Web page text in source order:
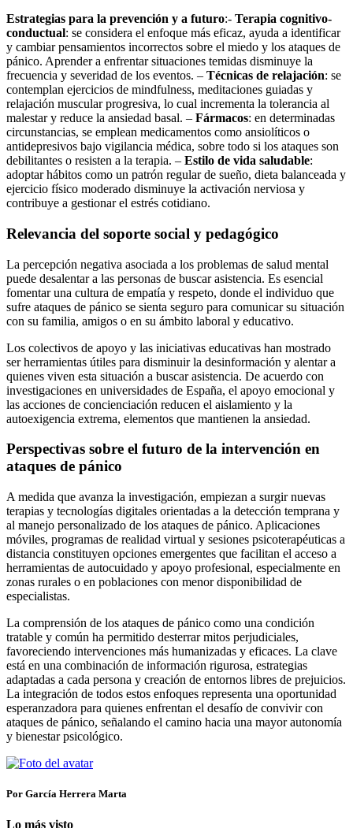
Estrategias para la prevención y a futuro:- Terapia cognitivo-
conductual: se considera el enfoque más eficaz, ayuda a identificar
y cambiar pensamientos incorrectos sobre el miedo y los ataques de
pánico. Aprender a enfrentar situaciones temidas disminuye la
frecuencia y severidad de los eventos. – Técnicas de relajación: se
contemplan ejercicios de mindfulness, meditaciones guiadas y
relajación muscular progresiva, lo cual incrementa la tolerancia al
malestar y reduce la ansiedad basal. – Fármacos: en determinadas
circunstancias, se emplean medicamentos como ansiolíticos o
antidepresivos bajo vigilancia médica, sobre todo si los ataques son
debilitantes o resisten a la terapia. – Estilo de vida saludable:
adoptar hábitos como un patrón regular de sueño, dieta balanceada y
ejercicio físico moderado disminuye la activación nerviosa y
contribuye a gestionar el estrés cotidiano.
Relevancia del soporte social y pedagógico
La percepción negativa asociada a los problemas de salud mental
puede desalentar a las personas de buscar asistencia. Es esencial
fomentar una cultura de empatía y respeto, donde el individuo que
sufre ataques de pánico se sienta seguro para comunicar su situación
con su familia, amigos o en su ámbito laboral y educativo.
Los colectivos de apoyo y las iniciativas educativas han mostrado
ser herramientas útiles para disminuir la desinformación y alentar a
quienes viven esta situación a buscar asistencia. De acuerdo con
investigaciones en universidades de España, el apoyo emocional y
las acciones de concienciación reducen el aislamiento y la
autoexigencia extrema, elementos que mantienen la ansiedad.
Perspectivas sobre el futuro de la intervención en
ataques de pánico
A medida que avanza la investigación, empiezan a surgir nuevas
terapias y tecnologías digitales orientadas a la detección temprana y
al manejo personalizado de los ataques de pánico. Aplicaciones
móviles, programas de realidad virtual y sesiones psicoterapéuticas a
distancia constituyen opciones emergentes que facilitan el acceso a
herramientas de autocuidado y apoyo profesional, especialmente en
zonas rurales o en poblaciones con menor disponibilidad de
especialistas.
La comprensión de los ataques de pánico como una condición
tratable y común ha permitido desterrar mitos perjudiciales,
favoreciendo intervenciones más humanizadas y eficaces. La clave
está en una combinación de información rigurosa, estrategias
adaptadas a cada persona y creación de entornos libres de prejuicios.
La integración de todos estos enfoques representa una oportunidad
esperanzadora para quienes enfrentan el desafío de convivir con
ataques de pánico, señalando el camino hacia una mayor autonomía
y bienestar psicológico.
Por García Herrera Marta
Lo más visto